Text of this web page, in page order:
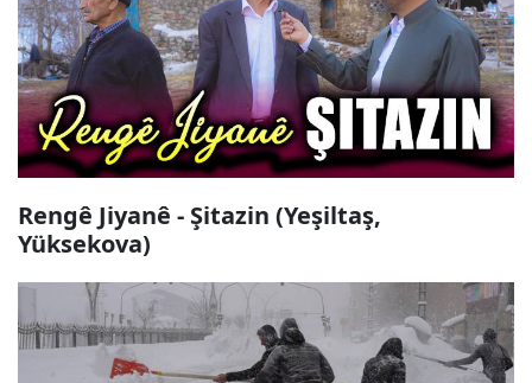
Rengê Jiyanê - Şitazin (Yeşiltaş,
Yüksekova)